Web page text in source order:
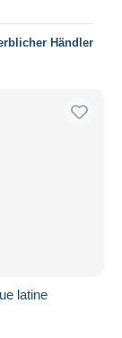
Händler
latine